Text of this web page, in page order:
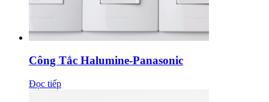
Công Tắc Halumine-Panasonic
Đọc tiếp